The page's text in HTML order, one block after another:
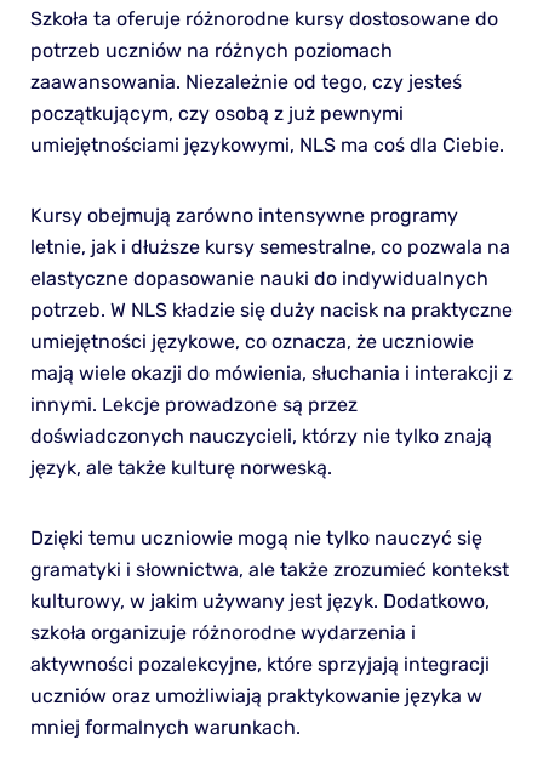
Szkoła ta oferuje różnorodne kursy dostosowane do
potrzeb uczniów na różnych poziomach
zaawansowania. Niezależnie od tego, czy jesteś
początkującym, czy osobą z już pewnymi
umiejętnościami językowymi, NLS ma coś dla Ciebie.
Kursy obejmują zarówno intensywne programy
letnie, jak i dłuższe kursy semestralne, co pozwala na
elastyczne dopasowanie nauki do indywidualnych
potrzeb. W NLS kładzie się duży nacisk na praktyczne
umiejętności językowe, co oznacza, że uczniowie
mają wiele okazji do mówienia, słuchania i interakcji z
innymi. Lekcje prowadzone są przez
doświadczonych nauczycieli, którzy nie tylko znają
język, ale także kulturę norweską.
Dzięki temu uczniowie mogą nie tylko nauczyć się
gramatyki i słownictwa, ale także zrozumieć kontekst
kulturowy, w jakim używany jest język. Dodatkowo,
szkoła organizuje różnorodne wydarzenia i
aktywności pozalekcyjne, które sprzyjają integracji
uczniów oraz umożliwiają praktykowanie języka w
mniej formalnych warunkach.